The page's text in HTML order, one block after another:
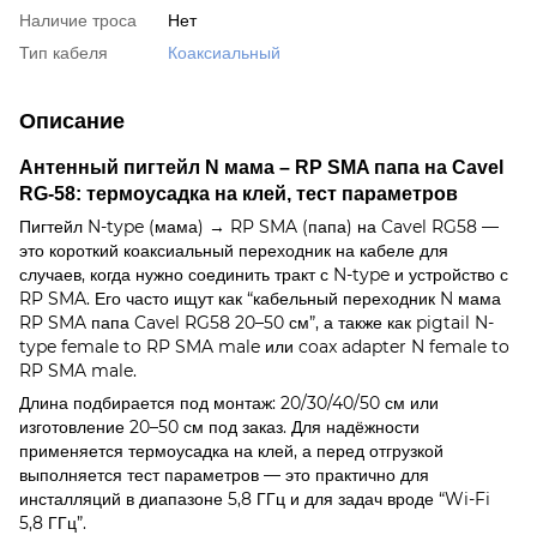
Наличие троса
Нет
Тип кабеля
Коаксиальный
Описание
Антенный пигтейл N мама – RP SMA папа на Cavel
RG-58: термоусадка на клей, тест параметров
Пигтейл N-type (мама) → RP SMA (папа) на Cavel RG58 —
это короткий коаксиальный переходник на кабеле для
случаев, когда нужно соединить тракт с N-type и устройство с
RP SMA. Его часто ищут как “кабельный переходник N мама
RP SMA папа Cavel RG58 20–50 см”, а также как pigtail N-
type female to RP SMA male или coax adapter N female to
RP SMA male.
Длина подбирается под монтаж: 20/30/40/50 см или
изготовление 20–50 см под заказ. Для надёжности
применяется термоусадка на клей, а перед отгрузкой
выполняется тест параметров — это практично для
инсталляций в диапазоне 5,8 ГГц и для задач вроде “Wi-Fi
5,8 ГГц”.